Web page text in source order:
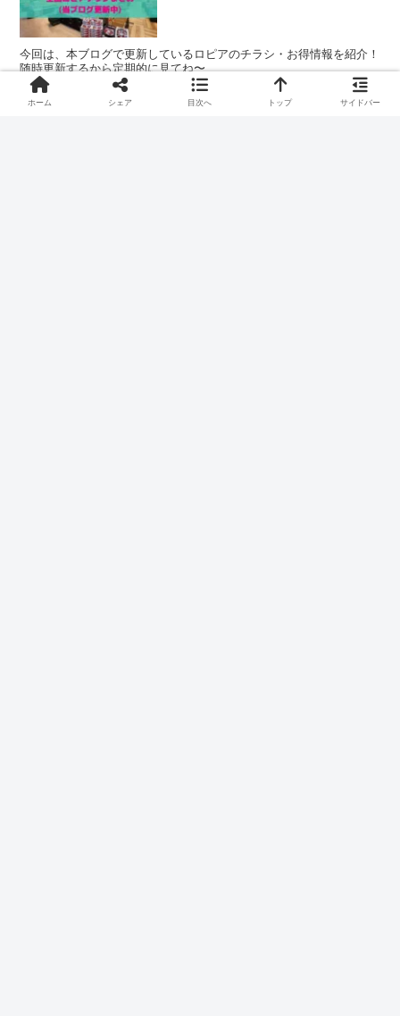
今回は、本ブログで更新しているロピアのチラシ・お得情報を紹介！
随時更新するから定期的に見てね〜
ホーム シェア 目次へ トップ サイドバー